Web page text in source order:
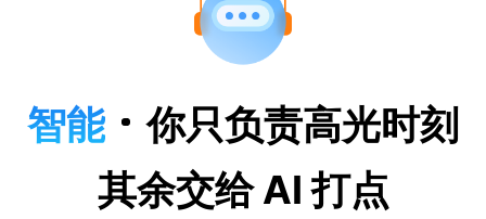
智能
你只负责高光时刻
其余交给 AI 打点